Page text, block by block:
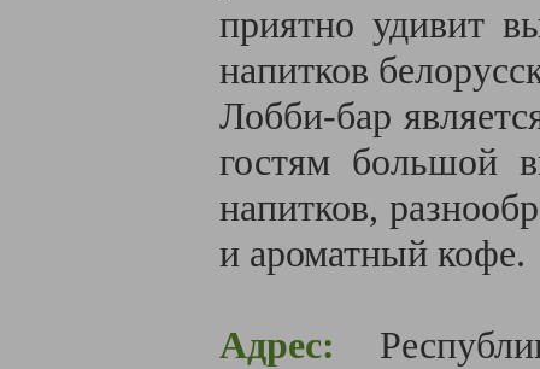
приятно удивит
напитков
Лобби-бар
гостям большой
напитков,
и ароматный кофе.
Адрес: